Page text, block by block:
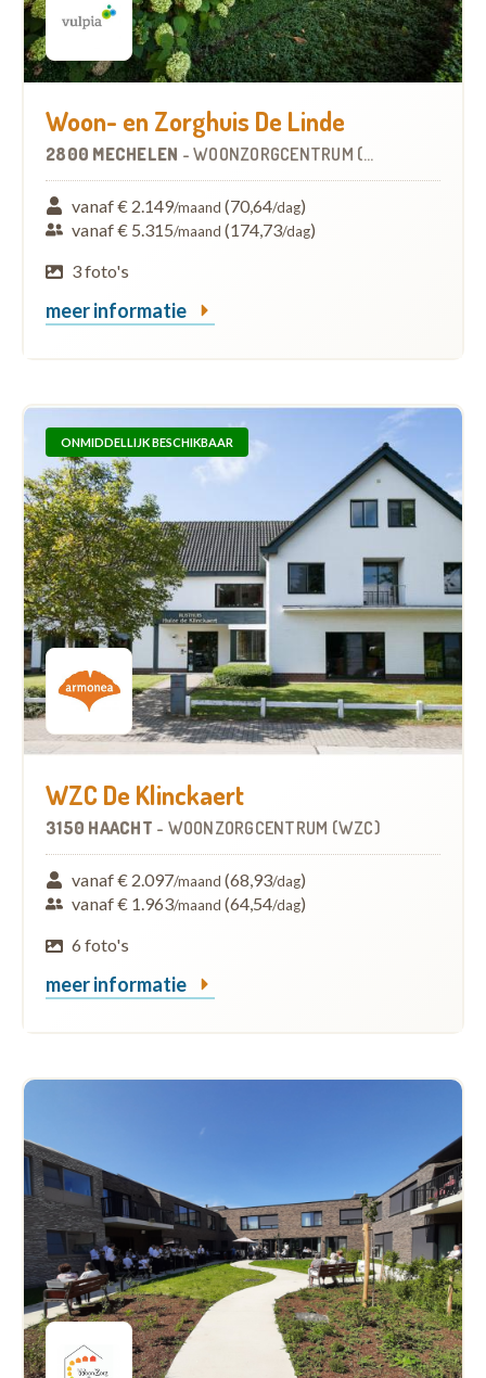
Woon- en Zorghuis De Linde
2800 MECHELEN - WOONZORGCENTRUM (WZC)
vanaf € 2.149/maand (70,64/dag)
vanaf € 5.315/maand (174,73/dag)
3 foto's
meer informatie
ONMIDDELLIJK BESCHIKBAAR
WZC De Klinckaert
3150 HAACHT - WOONZORGCENTRUM (WZC)
vanaf € 2.097/maand (68,93/dag)
vanaf € 1.963/maand (64,54/dag)
6 foto's
meer informatie